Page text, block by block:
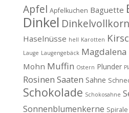
Apfel Apfelkuchen Baguette
Dinkel Dinkelvollkorn
Haselnüsse hell Karotten
Lauge Laugengebäck Magdalena
Mohn Muffin Ostern Plunder
Rosinen Saaten Sahne
Schokolade Schokosahne
Sonnenblumenkerne Spirale